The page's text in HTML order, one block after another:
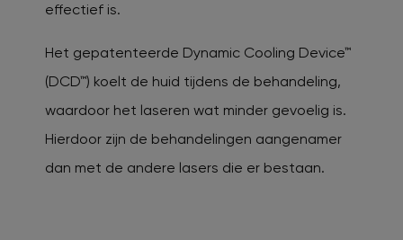
effectief is.
Het gepatenteerde Dynamic Cooling Device™
(DCD™) koelt de huid tijdens de behandeling,
waardoor het laseren wat minder gevoelig is.
Hierdoor zijn de behandelingen aangenamer
dan met de andere lasers die er bestaan.